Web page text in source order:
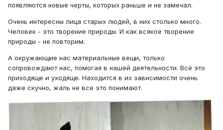
появляются новые черты, которых раньше и не замечал.
Очень интересны лица старых людей, в них столько много.
Человек - это творение природы. И как всякое творение
природы - не повторим.
А окружающие нас материальные вещи, только
сопровождают нас, помогая в нашей деятельности. Всё это
приходяще и уходяще. Находится в их зависимости очень
даже скучно, жаль не все это понимают.